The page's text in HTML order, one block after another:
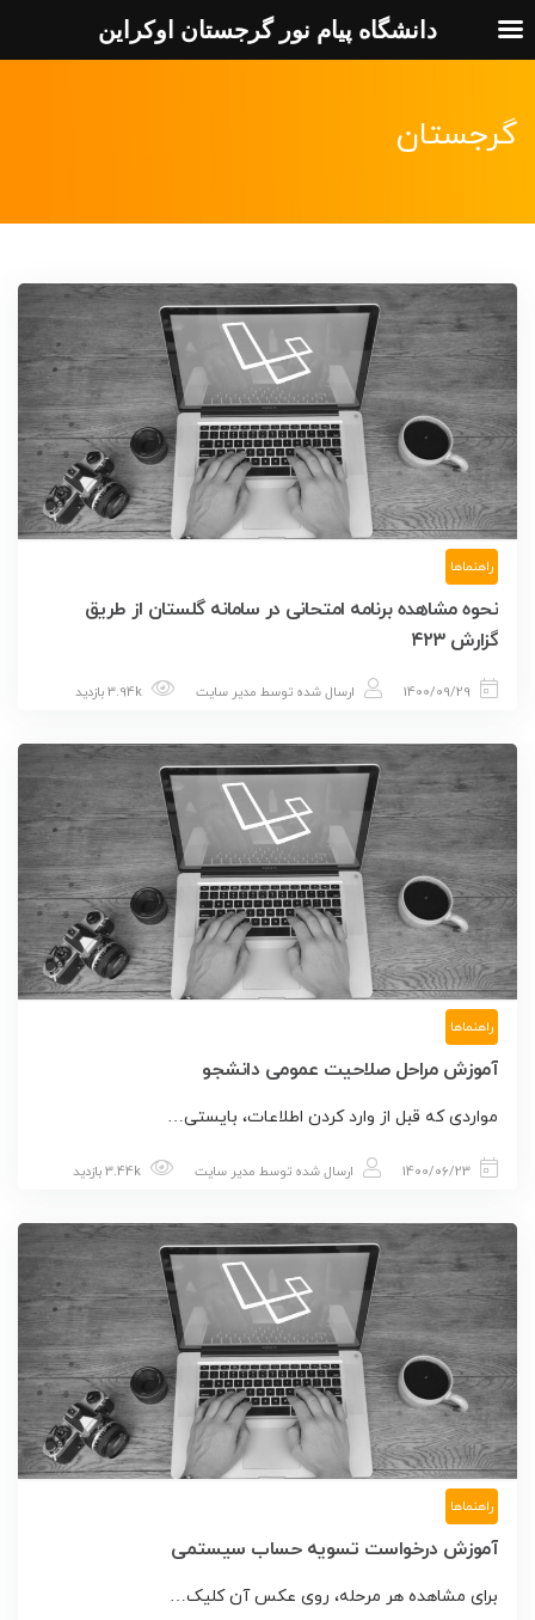
گرجستان
راهنماها
نحوه مشاهده برنامه امتحانی در سامانه گلستان از طریق
گزارش ۴۲۳
1400/09/29 ارسال شده توسط مدیر سایت
راهنماها
آموزش مراحل صلاحیت عمومی دانشجو
مواردی که قبل از وارد کردن اطلاعات، بایستی…
1400/06/23 ارسال شده توسط مدیر سایت
راهنماها
آموزش درخواست تسويه حساب سيستمی
برای مشاهده هر مرحله، روی عکس آن کلیک…
دانشگاه پیام نور گرجستان اوکراین